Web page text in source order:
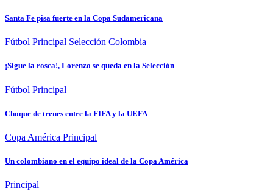
Santa Fe pisa fuerte en la Copa Sudamericana
Fútbol Principal Selección Colombia
¡Sigue la rosca!, Lorenzo se queda en la Selección
Fútbol Principal
Choque de trenes entre la FIFA y la UEFA
Copa América Principal
Un colombiano en el equipo ideal de la Copa América
Principal